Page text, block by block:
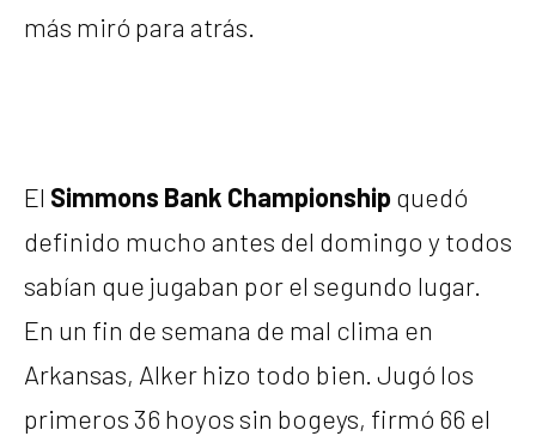
más miró para atrás.
El Simmons Bank Championship quedó
definido mucho antes del domingo y todos
sabían que jugaban por el segundo lugar.
En un fin de semana de mal clima en
Arkansas, Alker hizo todo bien. Jugó los
primeros 36 hoyos sin bogeys, firmó 66 el